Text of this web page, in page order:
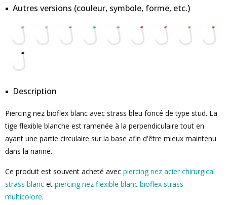
Autres versions (couleur, symbole, forme, etc.)
Description
Piercing nez bioflex blanc avec strass bleu foncé de type stud. La
tige flexible blanche est ramenée à la perpendiculaire tout en
ayant une partie circulaire sur la base afin d'être mieux maintenu
dans la narine.
Ce produit est souvent acheté avec piercing nez acier chirurgical
strass blanc et piercing nez flexible blanc bioflex strass
multicolore.